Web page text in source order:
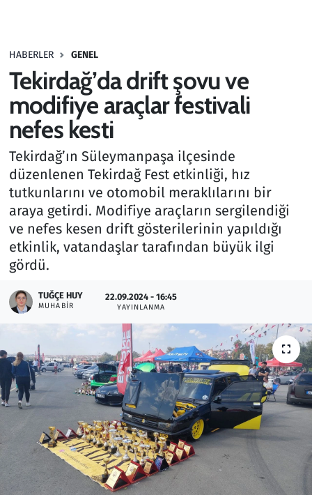
HABERLER GENEL
Tekirdağ’da drift şovu ve
modifiye araçlar festivali
nefes kesti
Tekirdağ’ın Süleymanpaşa ilçesinde
düzenlenen Tekirdağ Fest etkinliği, hız
tutkunlarını ve otomobil meraklılarını bir
araya getirdi. Modifiye araçların sergilendiği
ve nefes kesen drift gösterilerinin yapıldığı
etkinlik, vatandaşlar tarafından büyük ilgi
gördü.
TUĞÇE HUY
MUHABIR
22.09.2024 - 16:45
YAYINLANMA
Haber
Kültür Sanat
Kurumsal Haberler
Lezzet Durağı
Memur ve Kamu
Otomobil
Oyun
Ramazan
Resmi İlanlar
Rüya Tabirleri
Savunma Sanayi
Seçim 2023